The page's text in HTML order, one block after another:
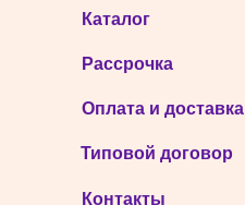
Каталог
Контакты
Рассрочка
Оплата и доставка
Типовой договор